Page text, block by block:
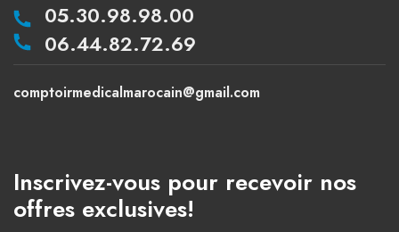
05.30.98.98.00
06.44.82.72.69
comptoirmedicalmarocain@gmail.com
Inscrivez-vous pour recevoir nos
offres exclusives!